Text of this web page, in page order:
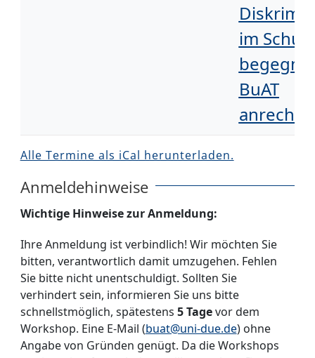
im
BuAT
Alle Termine als iCal herunterladen.
Anmeldehinweise
Wichtige Hinweise zur Anmeldung:
Ihre Anmeldung ist verbindlich! Wir möchten Sie
bitten, verantwortlich damit umzugehen. Fehlen
Sie bitte nicht unentschuldigt. Sollten Sie
verhindert sein, informieren Sie uns bitte
schnellstmöglich, spätestens 5 Tagevor dem
Workshop. Eine E-Mail (buat@uni-due.de) ohne
Angabe von Gründen genügt. Da die Workshops